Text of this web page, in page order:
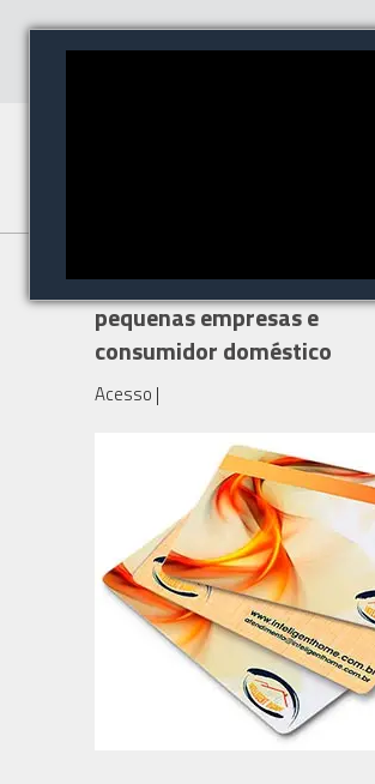
Controle de Acesso para
pequenas empresas e
consumidor doméstico
Acesso |